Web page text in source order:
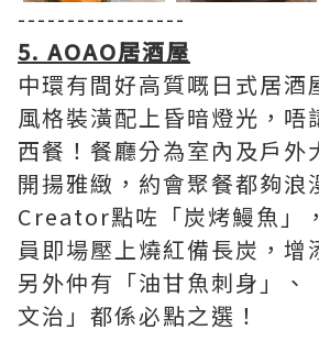
-----------------
5. AOAO居酒屋
中環有間好高質嘅日式居酒
風格裝潢配上昏暗燈光，唔
西餐！餐廳分為室內及戶外
開揚雅緻，約會聚餐都夠浪
Creator點咗「炭烤鰻魚」
員即場壓上燒紅備長炭，增
另外仲有「油甘魚刺身」、
文治」都係必點之選！